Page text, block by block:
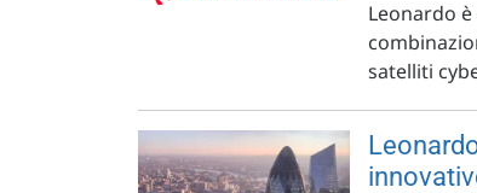
Leonardo
satelliti